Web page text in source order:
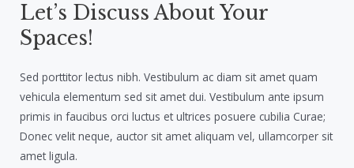
Let’s Discuss About Your
Spaces!​
Sed porttitor lectus nibh. Vestibulum ac diam sit amet quam
vehicula elementum sed sit amet dui. Vestibulum ante ipsum
primis in faucibus orci luctus et ultrices posuere cubilia Curae;
Donec velit neque, auctor sit amet aliquam vel, ullamcorper sit
amet ligula.